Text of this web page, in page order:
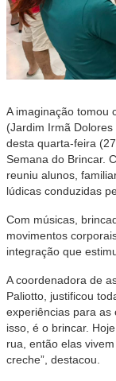
A imaginação tomou
(Jardim Irmã
desta quarta-feira
Semana do Brincar.
reuniu alunos,
lúdicas conduzidas
Com músicas,
movimentos
integração que
A coordenadora de
Paliotto, justificou
experiências para as
isso, é o brincar.
rua, então elas
creche”, destacou.